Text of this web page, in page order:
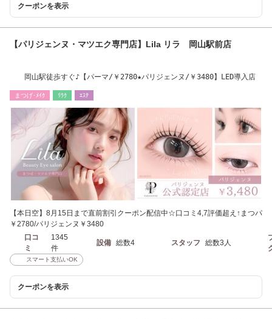
クーポンを表示
【パリジェンヌ・マツエク専門店】Lila リラ 岡山駅前店
岡山駅徒歩すぐ♪【パーマ/￥2780★パリジェンヌ/￥3480】LED導入店
まつげ･ﾒｲｸ ﾘﾗｸ ｴｽﾃ
【本日空】8月15日まで直前割引クーポン配信中☆口コミ4,7評価超え↑まつパ
￥2780/パリジェンヌ￥3480
口コ
ミ
1345
件
設備 総数4 スタッフ 総数3人
スマート支払いOK
クーポンを表示